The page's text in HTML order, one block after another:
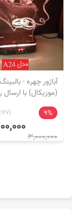
آباژور چهره -
(موزیکال) با ارسال
9%
(167)
3,000,000